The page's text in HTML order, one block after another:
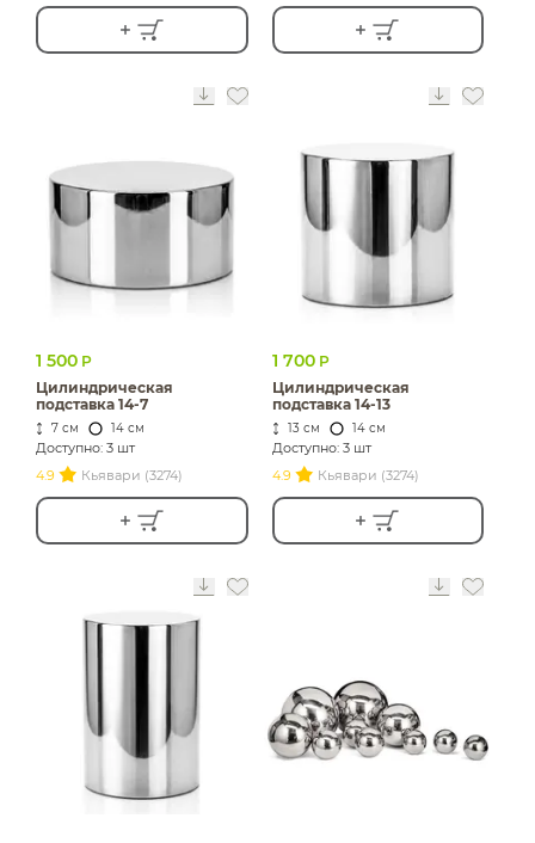
1 500 Р
Цилиндрическая
подставка 14-7
7 см 14 см
Доступно: 3 шт
4.9
Кьявари (3274)
1 700 Р
Цилиндрическая
подставка 14-13
13 см 14 см
Доступно: 3 шт
4.9
Кьявари (3274)